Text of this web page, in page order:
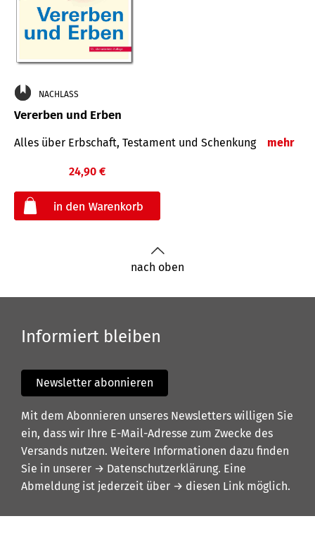
NACHLASS
Vererben und Erben
Alles über Erbschaft, Testament und Schenkung mehr
24,90 €
nach oben
Informiert bleiben
Newsletter abonnieren
Mit dem Abonnieren unseres Newsletters willigen Sie
ein, dass wir Ihre E-Mail-Adresse zum Zwecke des
Versands nutzen. Weitere Informationen dazu finden
Sie in unserer → Datenschutzerklärung. Eine
Abmeldung ist jederzeit über → diesen Link möglich.